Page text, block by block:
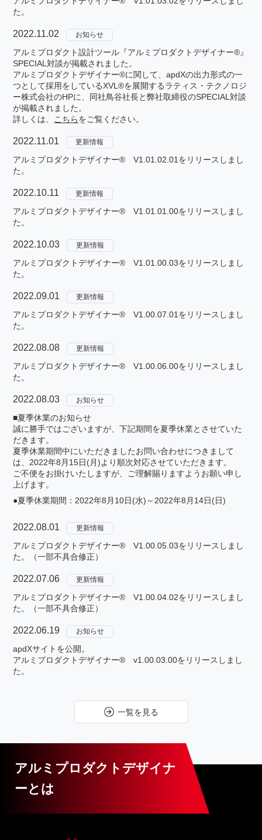
た。
2022.11.02 お知らせ
アルミプロダクト設計ツール『アルミプロダクトデザイナー®』
SPECIAL対談が掲載されました。
アルミプロダクトデザイナー®に関して、apdXの出力形式の一
つとして採用をしているXVL®を展開するラティス・テクノロジ
ー株式会社のHPに、同社鳥谷社長と弊社取締役のSPECIAL対談
が掲載されました。
詳しくは、 こちらをご覧ください。
2022.11.01 更新情報
アルミプロダクトデザイナー® V1.01.02.01をリリースしまし
た。
2022.10.11 更新情報
アルミプロダクトデザイナー® V1.01.01.00をリリースしまし
た。
2022.10.03 更新情報
アルミプロダクトデザイナー® V1.01.00.03をリリースしまし
た。
2022.09.01 更新情報
アルミプロダクトデザイナー® V1.00.07.01をリリースしまし
た。
2022.08.08 更新情報
アルミプロダクトデザイナー® V1.00.06.00をリリースしまし
た。
2022.08.03 お知らせ
■夏季休業のお知らせ
誠に勝手ではございますが、下記期間を夏季休業とさせていた
だきます。
夏季休業期間中にいただきましたお問い合わせにつきまして
は、2022年8月15日(月)より順次対応させていただきます。
ご不便をお掛けいたしますが、ご理解賜りますようお願い申し
上げます。
●夏季休業期間：2022年8月10日(水)～2022年8月14日(日)
2022.08.01 更新情報
アルミプロダクトデザイナー® V1.00.05.03をリリースしまし
た。（一部不具合修正）
2022.07.06 更新情報
アルミプロダクトデザイナー® V1.00.04.02をリリースしまし
た。（一部不具合修正）
2022.06.19 お知らせ
apdXサイトを公開。
アルミプロダクトデザイナー® v1.00.03.00をリリースしまし
た。
一覧を見る
アルミプロダクトデザイナ
ーとは